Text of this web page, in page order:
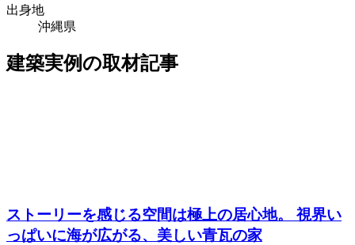
出身地
沖縄県
建築実例の取材記事
ストーリーを感じる空間は極上の居心地。 視界い
っぱいに海が広がる、美しい青瓦の家